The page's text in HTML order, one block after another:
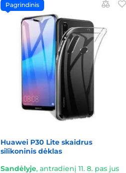
Pagrindinis
Huawei P30 Lite skaidrus
silikoninis dėklas
Sandėlyje, antradienį 11. 8. pas jus